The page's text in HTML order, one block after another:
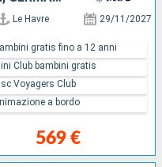
Le Havre 29/11/2027
569 €
gratis fino a 12 anni
Club bambini gratis
Voyagers Club
a bordo